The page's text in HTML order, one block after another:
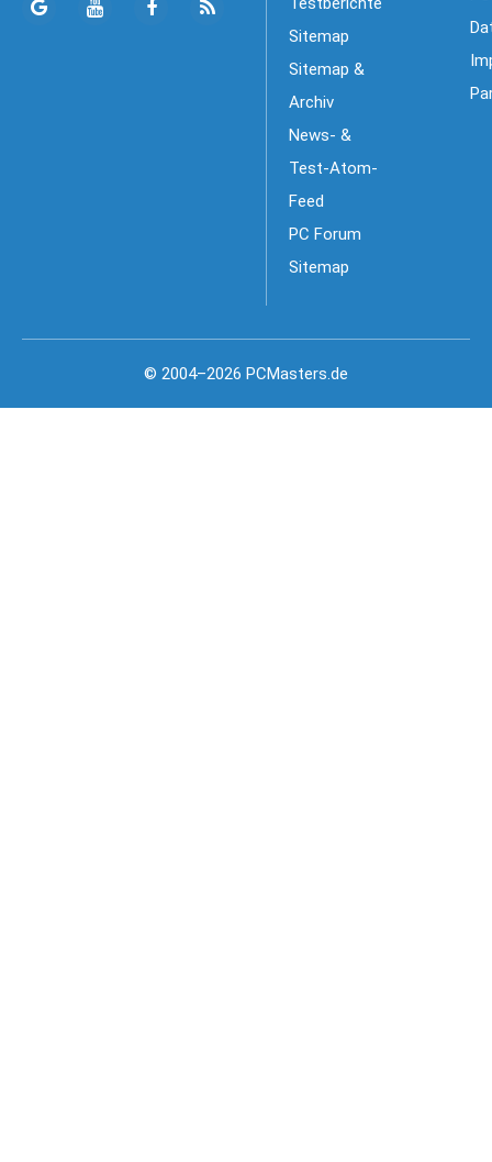
Sitemap
Sitemap &
Archiv
News- &
Test-Atom-
Feed
PC Forum
Sitemap
© 2004–2026 PCMasters.de